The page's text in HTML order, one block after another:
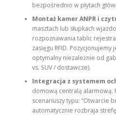
bezpośrednio w płytach
Montaż kamer ANPR i
masztach lub słupkach
rozpoznawania tablic
zasięgu RFID. Pozycjonujemy
optymalny niezależnie od
vs. SUV / dostawcze).
Integracja z systemem
domową centralą alarmową.
scenariuszy typu: “Otwarcie
automatycznie rozbraja